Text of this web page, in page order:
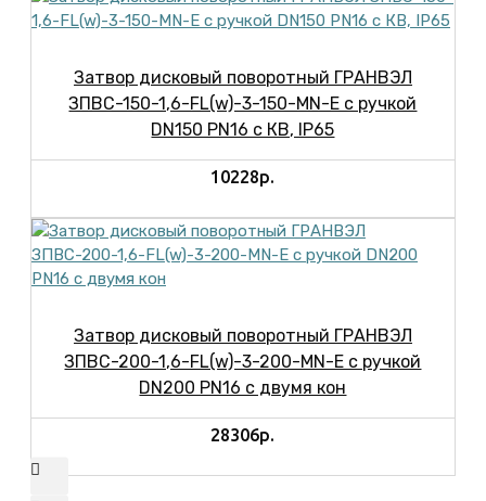
Затвор дисковый поворотный ГРАНВЭЛ
ЗПВС-150-1,6-FL(w)-3-150-MN-E с ручкой
DN150 PN16 с КВ, IP65
10228р.
Затвор дисковый поворотный ГРАНВЭЛ
ЗПВС-200-1,6-FL(w)-3-200-MN-E с ручкой
DN200 PN16 с двумя кон
28306р.